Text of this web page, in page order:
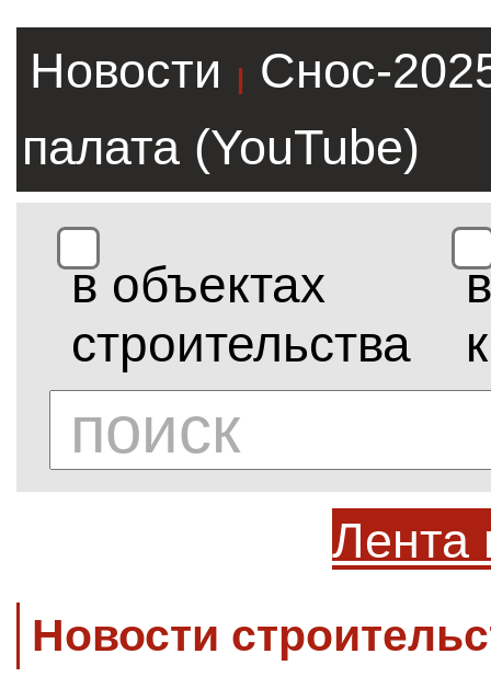
Новости |
Снос-
палата (YouTube)
в объектах
строительства
в
Лента
Новости